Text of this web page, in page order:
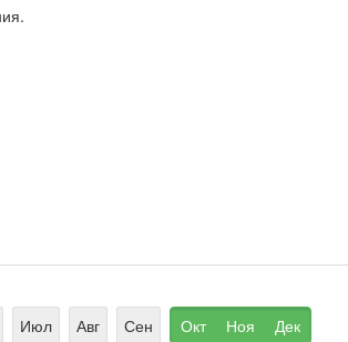
Июл Авг Сен Окт Ноя Дек